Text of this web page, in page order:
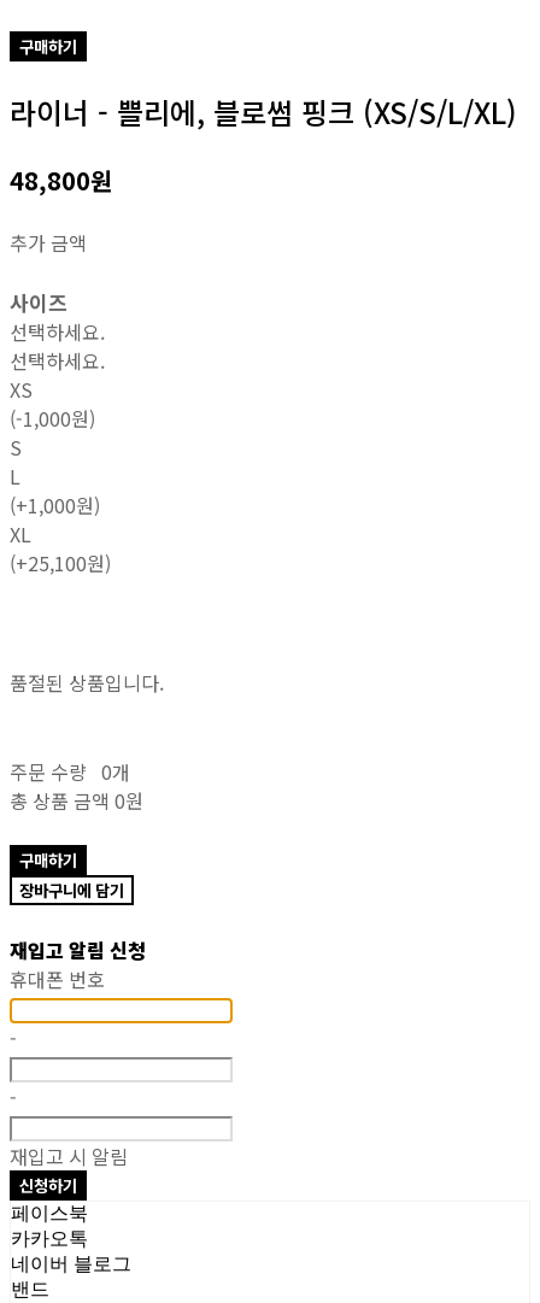
구매하기
라이너 - 쁠리에, 블로썸 핑크 (XS/S/L/XL)
48,800원
추가 금액
사이즈
선택하세요.
선택하세요.
XS
(-1,000원)
S
L
(+1,000원)
XL
(+25,100원)
품절된 상품입니다.
주문 수량 0개
총 상품 금액 0원
구매하기
장바구니에 담기
재입고 알림 신청
휴대폰 번호
-
-
재입고 시 알림
신청하기
페이스북
카카오톡
네이버 블로그
밴드